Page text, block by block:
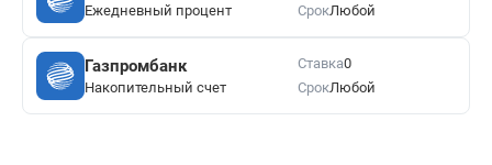
Ежедневный процент
СрокЛюбой
Газпромбанк
Накопительный счет
Ставка0
СрокЛюбой